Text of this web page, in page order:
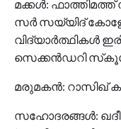
മക്കള്‍:
സര്‍ സയ്യിദ്
വിദ്യാര്‍ത്ഥികള്‍
സെക്കന്‍ഡറി
മരുമകന്‍: റാസിഖ്
സഹോദരങ്ങള്‍: